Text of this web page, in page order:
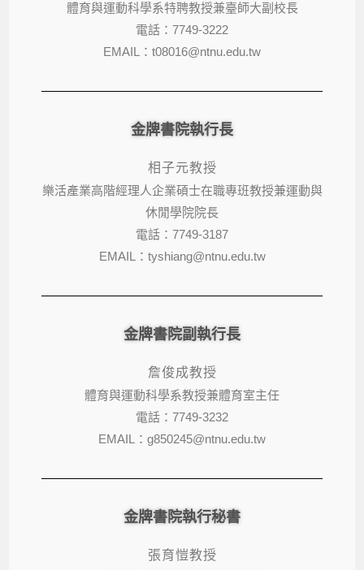
體育與運動科學系特聘教授兼臺師大副校長
電話：7749-3222
EMAIL
： t08016@ntnu.edu.tw
金牌書院執行長
相子元教授
樂活產業高階經理人企業碩士在職專班教授兼運動與
休閒學院院長
電話：7749-3187
EMAIL：tyshiang@ntnu.edu.tw
金牌書院副執行長
詹俊成教授
體育與運動科學系教授兼體育室主任
電話：7749-3232
EMAIL：g850245@ntnu.edu.tw
金牌書院執行秘書
張育愷教授